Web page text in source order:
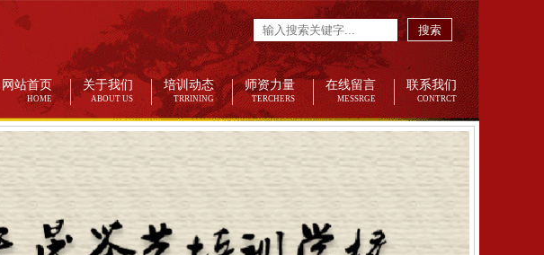
网站首页
HOME
关于我们
ABOUT US
培训动态
TRRINING
师资力量
TERCHERS
在线留言
MESSRGE
联系我们
CONTRCT
搜索